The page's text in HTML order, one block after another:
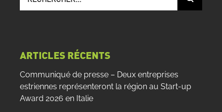
sur
ARTICLES RÉCENTS
Communiqué de presse – Deux entreprises
estriennes représenteront la région au Start-up
Award 2026 en Italie